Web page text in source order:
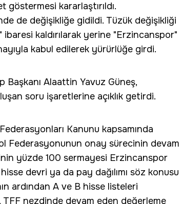
göstermesi kararlaştırıldı.
de değişikliğe gidildi. Tüzük değişikliği
kaldırılarak yerine "Erzincanspor"
kabul edilerek yürürlüğe girdi.
Alaattin Yavuz Güneş,
soru işaretlerine açıklık getirdi.
Kanunu kapsamında
Federasyonunun onay sürecinin devam
yüzde 100 sermayesi Erzincanspor
devri ya da pay dağılımı söz konusu
ardından A ve B hisse listeleri
TFF nezdinde devam eden değerleme